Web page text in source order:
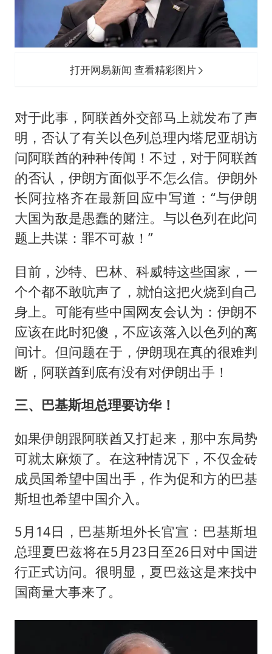
打开网易新闻 查看精彩图片
对于此事，阿联酋外交部马上就发布了声
明，否认了有关以色列总理内塔尼亚胡访
问阿联酋的种种传闻！不过，对于阿联酋
的否认，伊朗方面似乎不怎么信。伊朗外
长阿拉格齐在最新回应中写道：“与伊朗
大国为敌是愚蠢的赌注。与以色列在此问
题上共谋：罪不可赦！”
目前，沙特、巴林、科威特这些国家，一
个个都不敢吭声了，就怕这把火烧到自己
身上。可能有些中国网友会认为：伊朗不
应该在此时犯傻，不应该落入以色列的离
间计。但问题在于，伊朗现在真的很难判
断，阿联酋到底有没有对伊朗出手！
三、巴基斯坦总理要访华！
如果伊朗跟阿联酋又打起来，那中东局势
可就太麻烦了。在这种情况下，不仅金砖
成员国希望中国出手，作为促和方的巴基
斯坦也希望中国介入。
5月14日，巴基斯坦外长官宣：巴基斯坦
总理夏巴兹将在5月23日至26日对中国进
行正式访问。很明显，夏巴兹这是来找中
国商量大事来了。